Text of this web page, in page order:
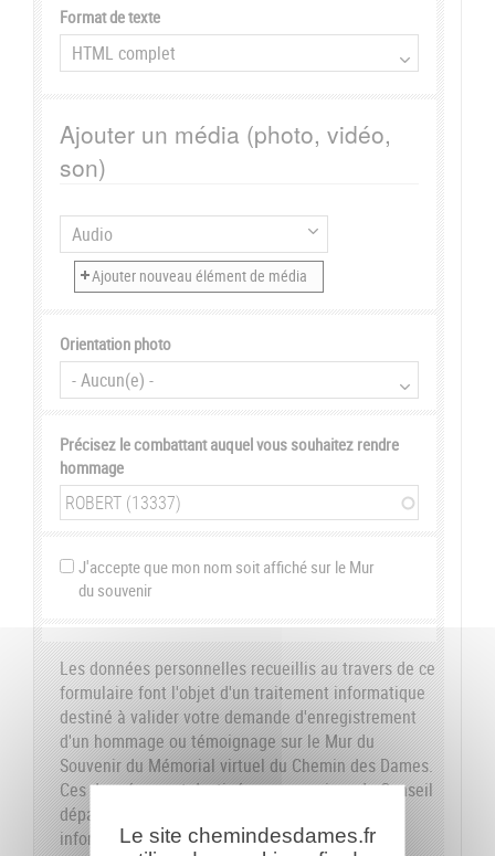
Format de texte
Ajouter un média (photo, vidéo,
son)
Orientation photo
Précisez le combattant auquel vous souhaitez rendre
hommage
J'accepte que mon nom soit affiché sur le Mur
du souvenir
Les données personnelles recueillis au travers de ce
formulaire font l'objet d'un traitement informatique
destiné à valider votre demande d'enregistrement
d'un hommage ou témoignage sur le Mur du
Souvenir du Mémorial virtuel du Chemin des Dames.
Ces données sont destinées aux services du Conseil
départemental de l'Aisne. Conformément à la loi
informatique et libertés du 6 janvier 1978, nous
Le site chemindesdames.fr